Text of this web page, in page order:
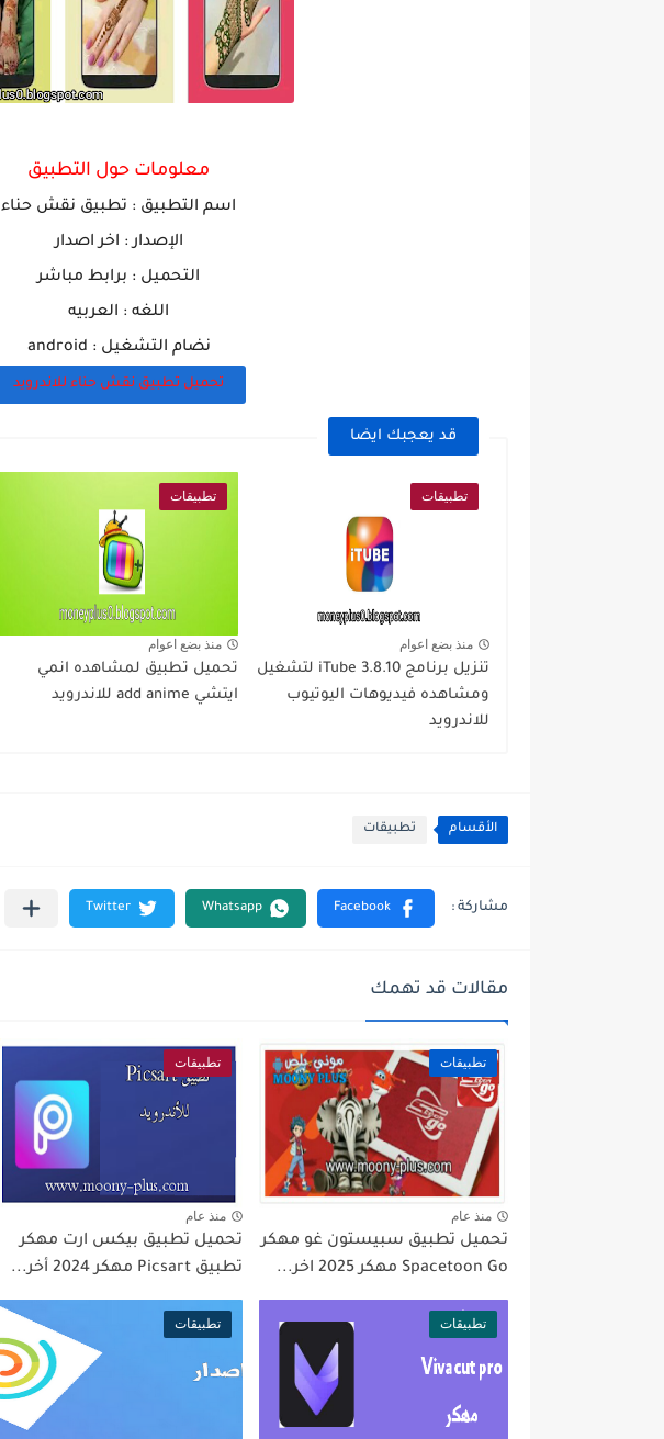
معلومات حول التطبيق
اسم التطبيق : تطبيق نقش حناء
الإصدار : اخر اصدار
التحميل : برابط مباشر
اللغه : العربيه
نضام التشغيل : android
تحميل تطبيق نقش حناء للاندرويد
قد يعجبك ايضا
تطبيقات
منذ بضع اعوام
تنزيل برنامج iTube 3.8.10 لتشغيل
ومشاهده فيديوهات اليوتيوب
للاندرويد
تطبيقات
منذ بضع اعوام
تحميل تطبيق لمشاهده انمي
ايتشي add anime للاندرويد
الأقسام تطبيقات
مقالات قد تهمك
تطبيقات
منذ عام
تحميل تطبيق سبيستون غو مهكر
Spacetoon Go مهكر 2025 اخر...
تطبيقات
منذ عام
تحميل تطبيق بيكس ارت مهكر
تطبيق Picsart مهكر 2024 أخر...
تطبيقات تطبيقات